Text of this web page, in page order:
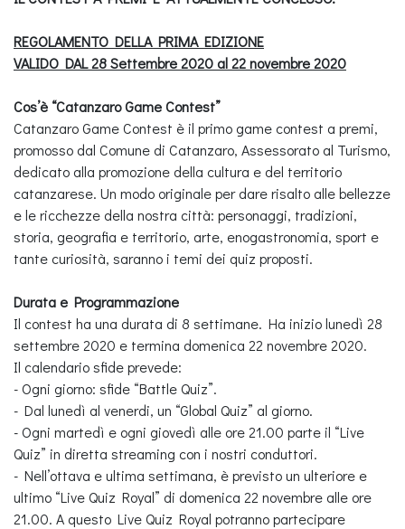
REGOLAMENTO DELLA PRIMA EDIZIONE
VALIDO DAL 28 Settembre 2020 al 22 novembre 2020
Cos’è “Catanzaro Game Contest”
Catanzaro Game Contest è il primo game contest a premi,
promosso dal Comune di Catanzaro, Assessorato al Turismo,
dedicato alla promozione della cultura e del territorio
catanzarese. Un modo originale per dare risalto alle bellezze
e le ricchezze della nostra città: personaggi, tradizioni,
storia, geografia e territorio, arte, enogastronomia, sport e
tante curiosità, saranno i temi dei quiz proposti.
Durata e Programmazione
Il contest ha una durata di 8 settimane. Ha inizio lunedì 28
settembre 2020 e termina domenica 22 novembre 2020.
Il calendario sfide prevede:
- Ogni giorno: sfide “Battle Quiz”.
- Dal lunedì al venerdi, un “Global Quiz” al giorno.
- Ogni martedì e ogni giovedì alle ore 21.00 parte il “Live
Quiz” in diretta streaming con i nostri conduttori.
- Nell’ottava e ultima settimana, è previsto un ulteriore e
ultimo “Live Quiz Royal” di domenica 22 novembre alle ore
21.00. A questo Live Quiz Royal potranno partecipare